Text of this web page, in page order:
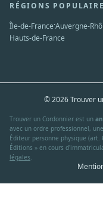
RÉGIONS
Île-de-France·Auvergne-
Hauts-de-France
© 2026 Trouver
Trouver un Cordonnier est un
avec un ordre professionnel,
Éditeur personne physique (art.
Éditions » en cours
légales.